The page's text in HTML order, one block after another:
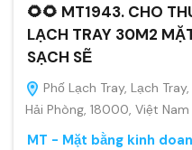
🌻🌻 MT1943. CHO
LẠCH TRAY 30M2
SẠCH SẼ
Phố Lạch Tray, Lạch
Hải Phòng, 18000, Việt Nam
MT - Mặt bằng kinh